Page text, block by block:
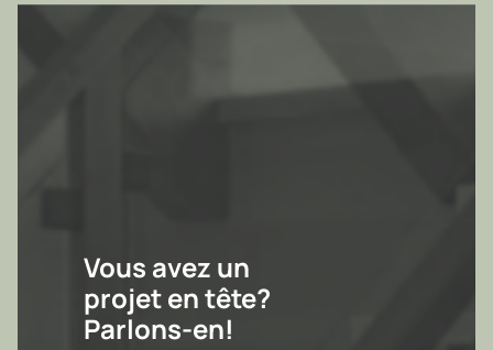
Vous avez un
projet en tête?
Parlons-en!